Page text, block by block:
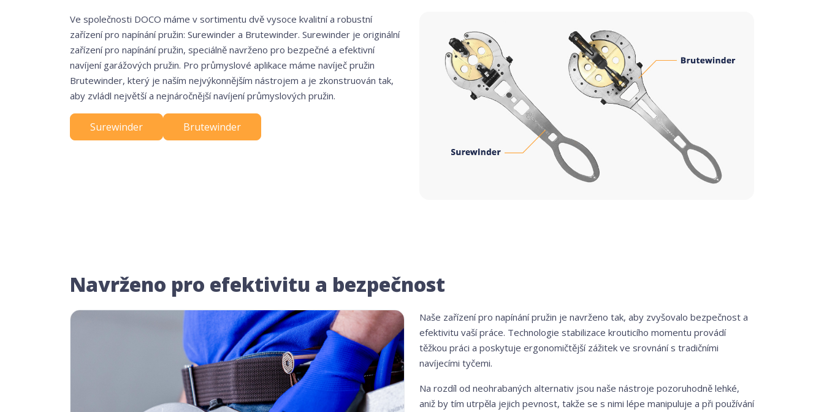
Ve společnosti DOCO máme v sortimentu dvě vysoce kvalitní a robustní
zařízení pro napínání pružin: Surewinder a Brutewinder. Surewinder je originální
zařízení pro napínání pružin, speciálně navrženo pro bezpečné a efektivní
navíjení garážových pružin. Pro průmyslové aplikace máme navíječ pružin
Brutewinder, který je naším nejvýkonnějším nástrojem a je zkonstruován tak,
aby zvládl největší a nejnáročnější navíjení průmyslových pružin.
Surewinder Brutewinder
Navrženo pro efektivitu a bezpečnost
Naše zařízení pro napínání pružin je navrženo tak, aby zvyšovalo bezpečnost a
efektivitu vaší práce. Technologie stabilizace krouticího momentu provádí
těžkou práci a poskytuje ergonomičtější zážitek ve srovnání s tradičními
navíjecími tyčemi.
Na rozdíl od neohrabaných alternativ jsou naše nástroje pozoruhodně lehké,
aniž by tím utrpěla jejich pevnost, takže se s nimi lépe manipuluje a při používání